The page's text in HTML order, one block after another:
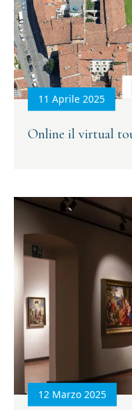
11 Aprile 2025
Online il virtual
12 Marzo 2025